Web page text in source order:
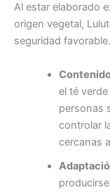
Al estar elaborado
origen vegetal,
seguridad
el té
personas
controlar
cercanas